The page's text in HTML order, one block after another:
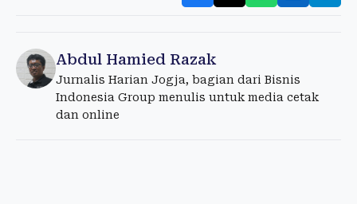
Abdul Hamied Razak
Jurnalis Harian Jogja, bagian dari Bisnis
Indonesia Group menulis untuk media cetak
dan online